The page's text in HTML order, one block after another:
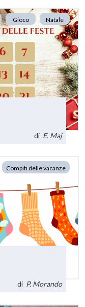
Gioco Natale
di E. Maj
Compiti delle vacanze
di P. Morando